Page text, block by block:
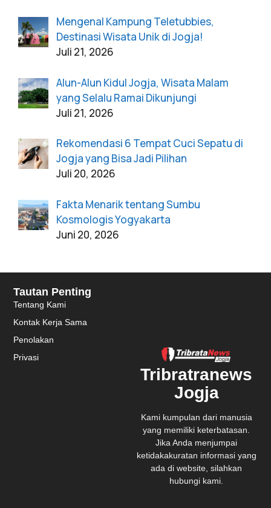
Mengenal Kampung Teletubbies,
Destinasi Wisata Unik di Jogja!
Juli 21, 2026
Alun-Alun Kidul Jogja, Wisata Malam
yang Selalu Ramai Dikunjungi
Juli 21, 2026
Rekomendasi 6 Tempat Cuci Sepatu di
Jogja yang Bisa Jadi Pilihan
Juli 20, 2026
Fakta Menarik tentang Sumbu
Kosmologis Yogyakarta
Juni 20, 2026
Tribratranews
Jogja
Kami kumpulan dari manusia
yang memiliki keterbatasan.
Jika Anda menjumpai
ketidakakuratan informasi yang
ada di website, silahkan
hubungi kami.
Tautan Penting
Tentang Kami
Kontak Kerja Sama
Penolakan
Privasi